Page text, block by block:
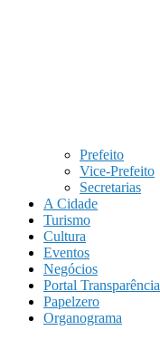
Prefeito
Vice-Prefeito
Secretarias
A Cidade
Turismo
Cultura
Eventos
Negócios
Portal Transparência
Papelzero
Organograma